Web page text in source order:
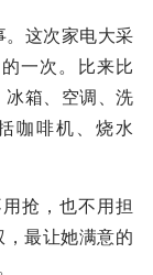
。这次家电大采
一次。比来比
冰箱、空调、洗
咖啡机、烧水
抢，也不用担
，最让她满意的